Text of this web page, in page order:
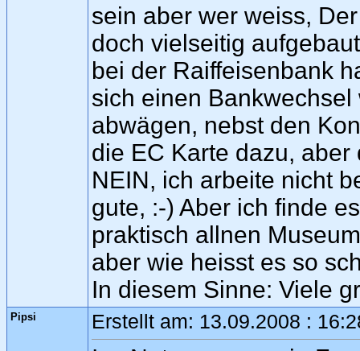
sein aber wer weiss,
doch vielseitig
bei der Raiffeisenbank
sich einen
abwägen, nebst den
die EC Karte dazu,
NEIN, ich arbeite nicht
gute, :-) Aber ich finde
praktisch allnen
aber wie heisst es so
In diesem Sinne: Viele
Pipsi Erstellt am: 13.09.2008 :